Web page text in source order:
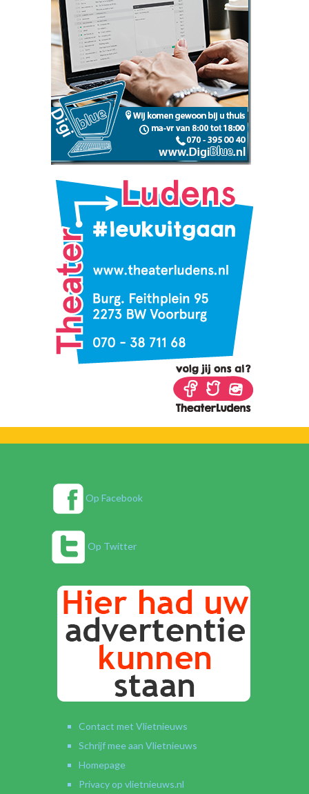
Op Facebook
Op Twitter
Contact met Vlietnieuws
Schrijf mee aan Vlietnieuws
Homepage
Privacy op vlietnieuws.nl